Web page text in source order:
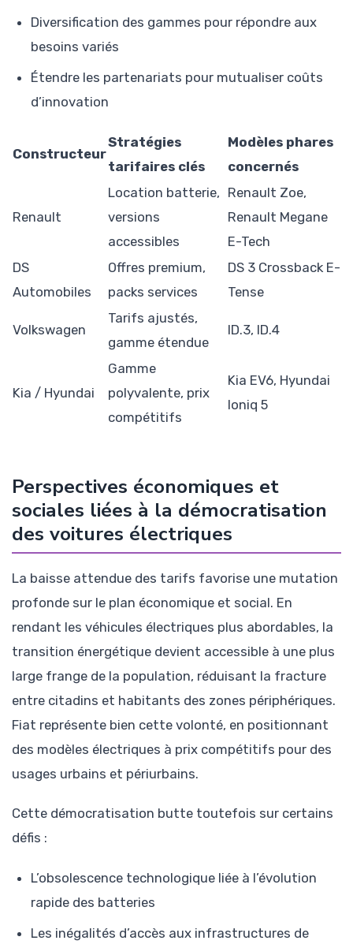
Diversification des gammes pour répondre aux
besoins variés
Étendre les partenariats pour mutualiser coûts
d’innovation
Constructeur
Stratégies
tarifaires clés
Modèles phares
concernés
Renault
Location batterie,
versions
accessibles
Renault Zoe,
Renault Megane
E-Tech
DS
Automobiles
Offres premium,
packs services
DS 3 Crossback E-
Tense
Volkswagen
Tarifs ajustés,
gamme étendue
ID.3, ID.4
Kia / Hyundai
Gamme
polyvalente, prix
compétitifs
Kia EV6, Hyundai
Ioniq 5
Perspectives économiques et
sociales liées à la démocratisation
des voitures électriques
La baisse attendue des tarifs favorise une mutation
profonde sur le plan économique et social. En
rendant les véhicules électriques plus abordables, la
transition énergétique devient accessible à une plus
large frange de la population, réduisant la fracture
entre citadins et habitants des zones périphériques.
Fiat représente bien cette volonté, en positionnant
des modèles électriques à prix compétitifs pour des
usages urbains et périurbains.
Cette démocratisation butte toutefois sur certains
défis :
L’obsolescence technologique liée à l’évolution
rapide des batteries
Les inégalités d’accès aux infrastructures de